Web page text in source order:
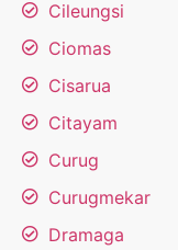
Cileungsi
Ciomas
Cisarua
Citayam
Curug
Curugmekar
Dramaga